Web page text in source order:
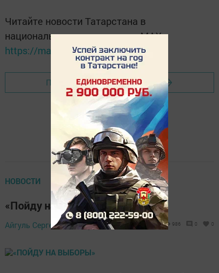
Читайте новости Татарстана в
национальном мессенджере MАХ:
https://max.ru/tatmedia
Перейти на страницу новости
НОВОСТИ
«Пойду на выборы»
Айгуль Сергеева, 9 августа 2019 - 17:58 986 0 0